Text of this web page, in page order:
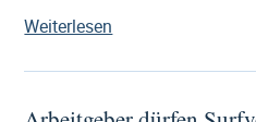
Weiterlesen
Internet